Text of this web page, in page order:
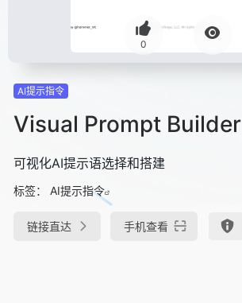
0
AI提示指令
Visual Prompt Builder
可视化AI提示语选择和搭建
标签： AI提示指令
链接直达 手机查看